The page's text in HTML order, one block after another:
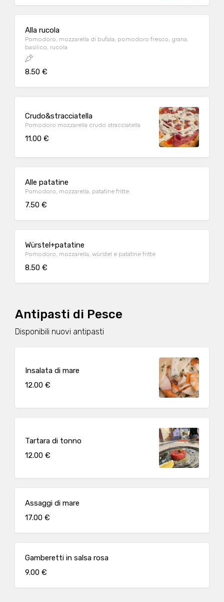
Alla rucola
Pomodoro, mozzarella di bufala, pomodoro fresco, grana,
basilico, rucola
8.50 €
Crudo&stracciatella
Pomodoro mozzarella crudo stracciatella
11.00 €
Alle patatine
Pomodoro, mozzarella, patatine fritte
7.50 €
Würstel+patatine
Pomodoro, mozzarella, würstel e patatine fritte
8.50 €
Antipasti di Pesce
Disponibili nuovi antipasti
Insalata di mare
12.00 €
Tartara di tonno
12.00 €
Assaggi di mare
17.00 €
Gamberetti in salsa rosa
9.00 €